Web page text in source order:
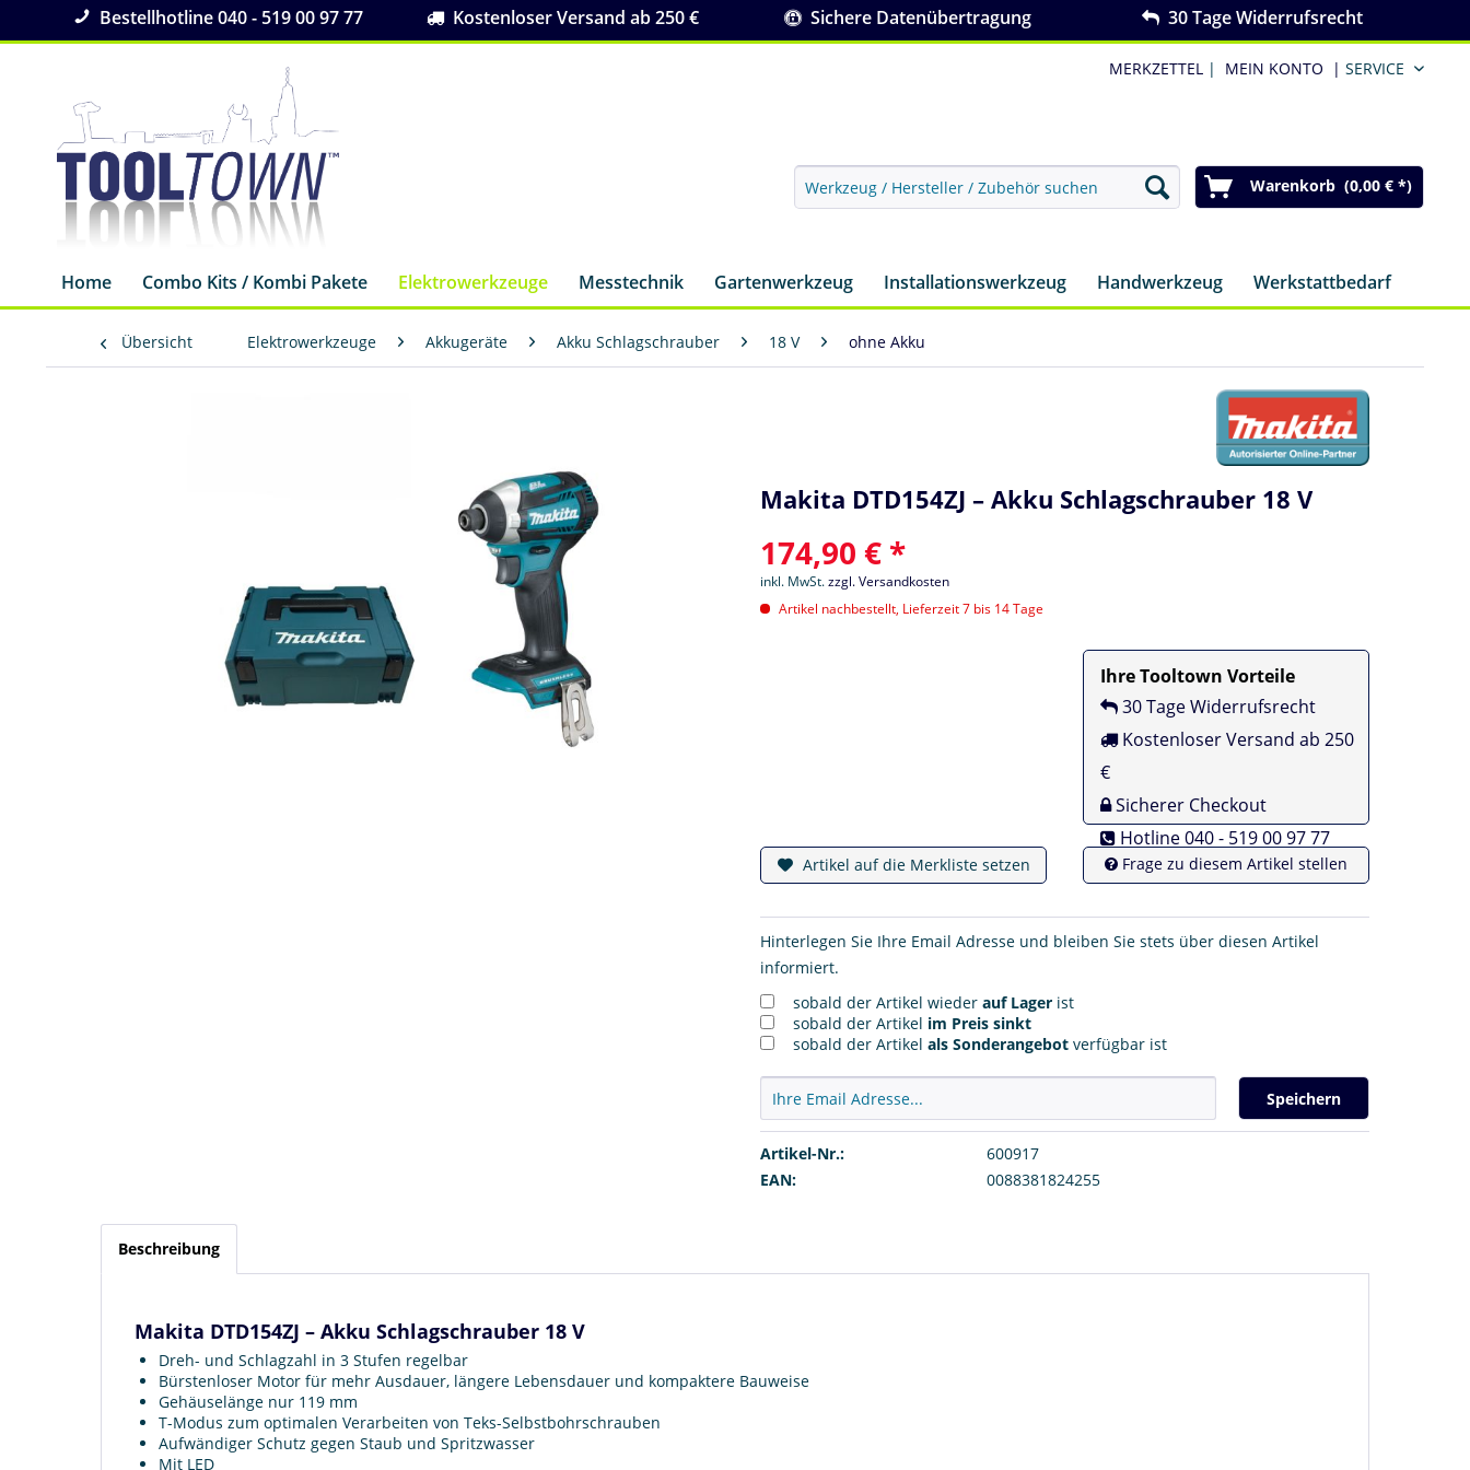
Bestellhotline 040 - 519 00 97 77 Kostenloser Versand ab 250 € Sichere Datenübertragung 30 Tage Widerrufsrecht
MERKZETTEL | MEIN KONTO | SERVICE
Warenkorb (0,00 € *)
Home Combo Kits / Kombi Pakete Elektrowerkzeuge Messtechnik Gartenwerkzeug Installationswerkzeug Handwerkzeug Werkstattbedarf
Übersicht Elektrowerkzeuge Akkugeräte Akku Schlagschrauber 18 V ohne Akku
Makita DTD154ZJ – Akku Schlagschrauber 18 V
174,90 € *
inkl. MwSt.zzgl. Versandkosten
Artikel nachbestellt, Lieferzeit 7 bis 14 Tage
Ihre Tooltown Vorteile
30 Tage Widerrufsrecht
Kostenloser Versand ab 250
€
Sicherer Checkout
Hotline 040 - 519 00 97 77
Artikel auf die Merkliste setzen Frage zu diesem Artikel stellen
Hinterlegen Sie Ihre Email Adresse und bleiben Sie stets über diesen Artikel
informiert.
sobald der Artikel wiederauf Lager ist
sobald der Artikel im Preis sinkt
sobald der Artikelals Sonderangebot verfügbar ist
Speichern
Artikel-Nr.:
600917
EAN:
0088381824255
Beschreibung
Makita DTD154ZJ – Akku Schlagschrauber 18 V
Dreh- und Schlagzahl in 3 Stufen regelbar
Bürstenloser Motor für mehr Ausdauer, längere Lebensdauer und kompaktere Bauweise
Gehäuselänge nur 119 mm
T-Modus zum optimalen Verarbeiten von Teks-Selbstbohrschrauben
Aufwändiger Schutz gegen Staub und Spritzwasser
Mit LED